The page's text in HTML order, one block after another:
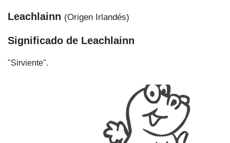
Bebé
Leachlainn (Origen Irlandés)
Significado de Leachlainn
"Sirviente".